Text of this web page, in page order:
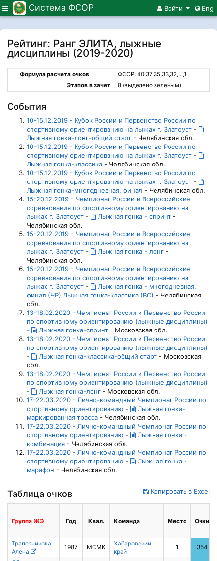
Меню Система ФСОР Войти Eng
Рейтинг: Ранг ЭЛИТА, лыжные
дисциплины (2019-2020)
Формула расчета очков
ФСОР: 40,37,35,33,32,...,1
Этапов в зачет
8 (выделено зеленым)
События
10-15.12.2019 - Кубок России и Первенство России по
спортивному ориентированию на лыжах г. Златоуст -
Лыжная гонка-лонг-общий старт - Челябинская обл.
10-15.12.2019 - Кубок России и Первенство России по
спортивному ориентированию на лыжах г. Златоуст -
Лыжная гонка-классика - Челябинская обл.
10-15.12.2019 - Кубок России и Первенство России по
спортивному ориентированию на лыжах г. Златоуст -
Лыжная гонка-многодневная, финал - Челябинская обл.
15-20.12.2019 - Чемпионат России и Всероссийские
соревнования по спортивному ориентированию на
лыжах г. Златоуст - Лыжная гонка - спринт -
Челябинская обл.
15-20.12.2019 - Чемпионат России и Всероссийские
соревнования по спортивному ориентированию на
лыжах г. Златоуст - Лыжная гонка - лонг -
Челябинская обл.
15-20.12.2019 - Чемпионат России и Всероссийские
соревнования по спортивному ориентированию на
лыжах г. Златоуст -
Лыжная гонка - многодневная,
финал (ЧР) Лыжная гонка-классика (ВС) - Челябинская
обл.
13-18.02.2020 - Чемпионат России и Первенство России
по спортивному ориентированию (лыжные дисциплины)
-
Лыжная гонка-спринт - Московская обл.
13-18.02.2020 - Чемпионат России и Первенство России
по спортивному ориентированию (лыжные дисциплины)
-
Лыжная гонка-классика-общий старт - Московская
обл.
13-18.02.2020 - Чемпионат России и Первенство России
по спортивному ориентированию (лыжные дисциплины)
-
Лыжная гонка-лонг - Московская обл.
17-22.03.2020 - Лично-командный Чемпионат России по
спортивному ориентированию -
Лыжная гонка-
маркированная трасса - Челябинская обл.
17-22.03.2020 - Лично-командный Чемпионат России по
спортивному ориентированию -
Лыжная гонка -
комбинация - Челябинская обл.
17-22.03.2020 - Лично-командный Чемпионат России по
спортивному ориентированию -
Лыжная гонка -
марафон - Челябинская обл.
Таблица очков Копировать в Excel
Группа ЖЭ Год Квал. Команда Место Очки
Трапезникова
Алена
1987 МСМК
Хабаровский
край
1 354